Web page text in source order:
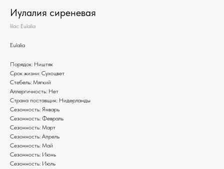
Иулалия сиреневая
lilac Eulalia
Eulalia
Порядок: Ништяк
Срок жизни: Сухоцвет
Стебель: Мягкий
Аллергичность: Нет
Страна поставщик: Нидерланды
Сезонность: Январь
Сезонность: Февраль
Сезонность: Март
Сезонность: Апрель
Сезонность: Май
Сезонность: Июнь
Сезонность: Июль